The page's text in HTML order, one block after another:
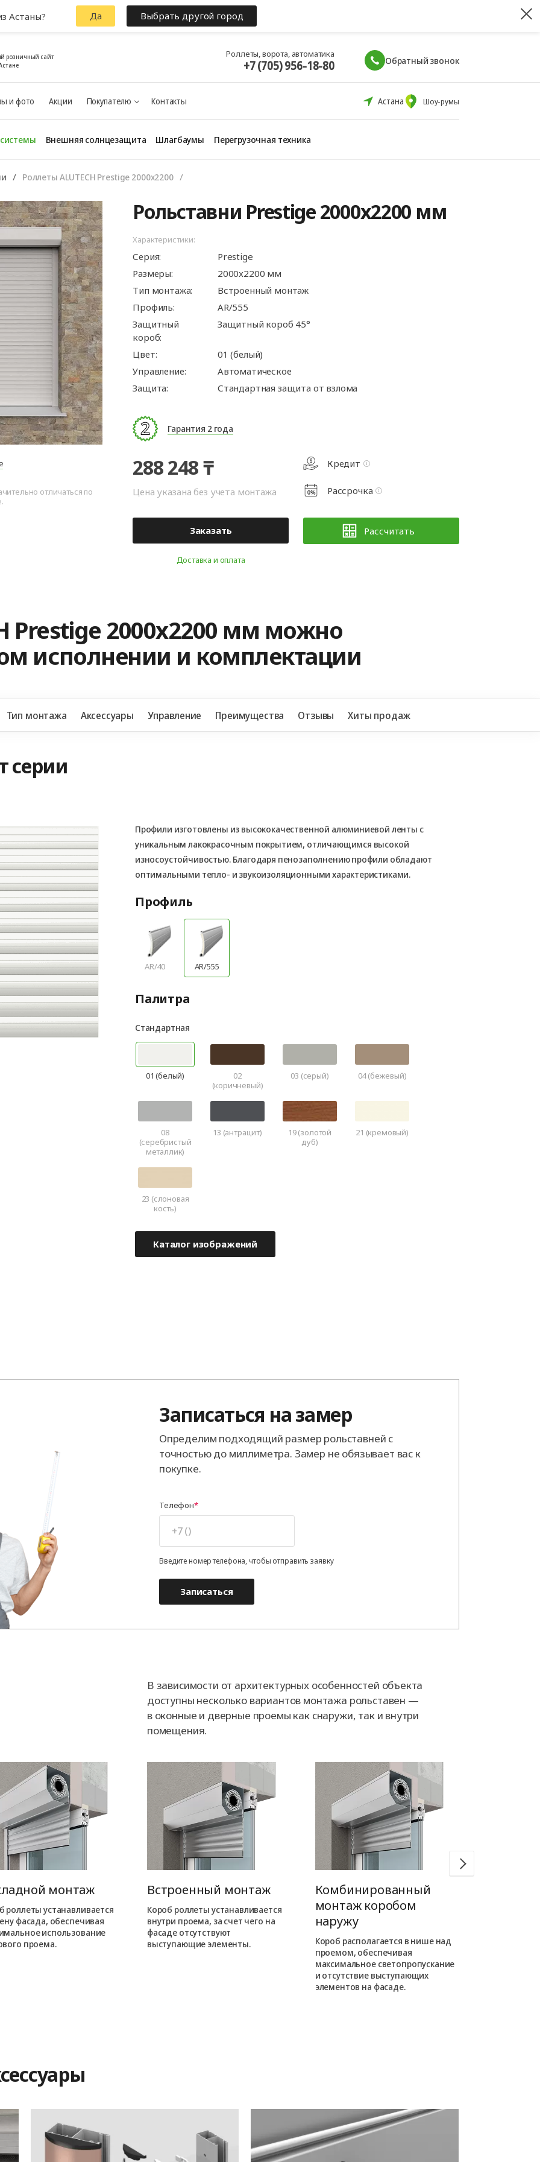
розничный сайт
Роллеты, ворота, автоматика
+7 (705) 956-18-80 Обратный звонок
и фото Акции Покупателю Контакты Астана Шоу-румы
Панорамные ворота Въездные ворота
Откатные ворота
откатных ворот
Распашные ворота
Каркасы для ворот
Калитки
Автоматика для
гаражных ворот
Автоматика для
промышленных ворот
для
для
Роллетные решетки
Внешняя солнцезащита Шлагбаумы Перегрузочная техника
Перегрузочные
площадки
Перегрузочные
тамбуры
Роллеты ALUTECH Prestige 2000x2200
отличаться по
Рольставни Prestige 2000x2200 мм
Характеристики:
Серия:
Prestige
Размеры:
2000x2200 мм
Тип монтажа:
Встроенный монтаж
Профиль:
AR/555
Защитный
короб:
Защитный короб 45°
Цвет:
01 (белый)
Управление:
Автоматическое
Защита:
Стандартная защита от взлома
Гарантия 2 года
288 248 ₸
Цена указана без учета монтажа
Кредит
Рассрочка
Заказать Рассчитать
Доставка и оплата
Prestige 2000x2200 мм можно
исполнении и комплектации
Тип монтажа Аксессуары Управление Преимущества Отзывы Хиты продаж
серии
Профили изготовлены из высококачественной алюминиевой ленты с
уникальным лакокрасочным покрытием, отличающимся высокой
износоустойчивостью. Благодаря пенозаполнению профили обладают
оптимальными тепло- и звукоизоляционными характеристиками.
Профиль
AR/40 AR/555
Палитра
Стандартная
01 (белый)
02
(коричневый)
03 (серый) 04 (бежевый)
08
(серебристый
металлик)
13 (антрацит)
19 (золотой
дуб)
21 (кремовый)
23 (слоновая
кость)
Каталог изображений
Записаться на замер
Определим подходящий размер рольставней с
точностью до миллиметра. Замер не обязывает вас к
покупке.
Телефон
Введите номер телефона, чтобы отправить заявку
Записаться
В зависимости от архитектурных особенностей объекта
доступны несколько вариантов монтажа рольставен —
в оконные и дверные проемы как снаружи, так и внутри
помещения.
монтаж
роллеты устанавливается
фасада, обеспечивая
использование
проема.
Встроенный монтаж
Короб роллеты устанавливается
внутри проема, за счет чего на
фасаде отсутствуют
выступающие элементы.
Комбинированный
монтаж коробом
наружу
Короб располагается в нише над
проемом, обеспечивая
максимальное светопропускание
и отсутствие выступающих
элементов на фасаде.
Астаны? Да Выбрать другой город